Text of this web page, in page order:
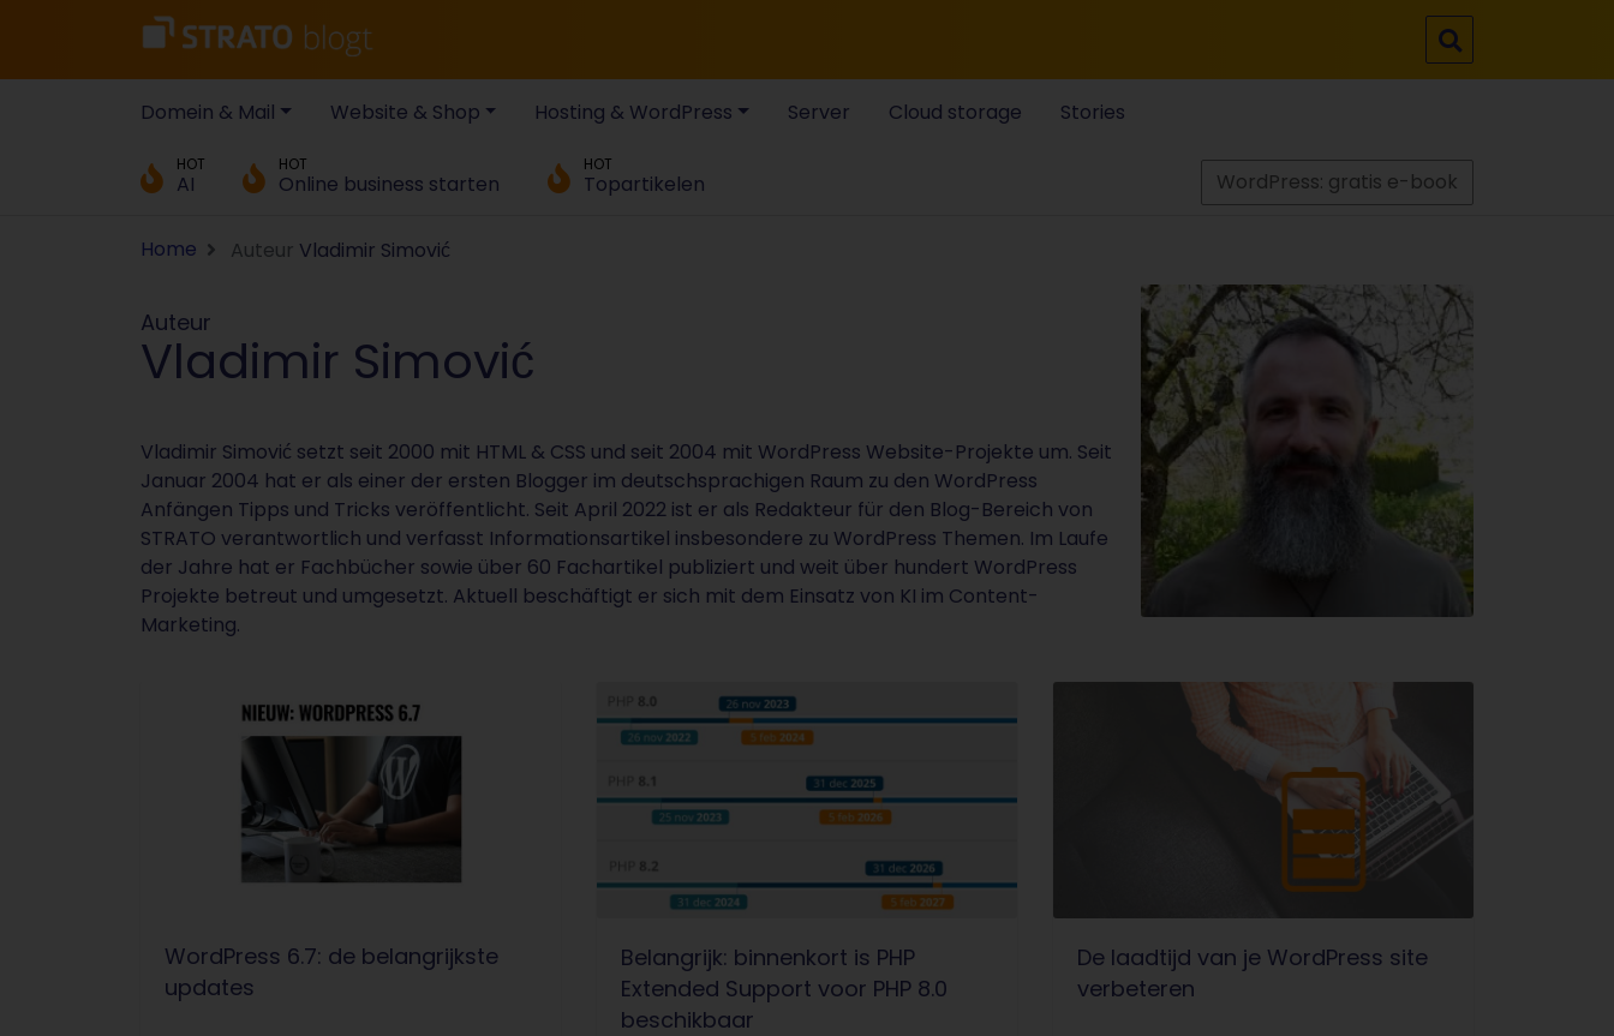
Domein & Mail Website & Shop Hosting & WordPress Server Cloud storage Stories
HOT
AI
HOT
Online business starten
HOT
Topartikelen WordPress: gratis e-book
Home Auteur Vladimir Simović
Auteur
Vladimir Simović
Vladimir Simović setzt seit 2000 mit HTML & CSS und seit 2004 mit WordPress Website-Projekte um. Seit
Januar 2004 hat er als einer der ersten Blogger im deutschsprachigen Raum zu den WordPress
Anfängen Tipps und Tricks veröffentlicht. Seit April 2022 ist er als Redakteur für den Blog-Bereich von
STRATO verantwortlich und verfasst Informationsartikel insbesondere zu WordPress Themen. Im Laufe
der Jahre hat er Fachbücher sowie über 60 Fachartikel publiziert und weit über hundert WordPress
Projekte betreut und umgesetzt. Aktuell beschäftigt er sich mit dem Einsatz von KI im Content-
Marketing.
WordPress 6.7: de belangrijkste
updates
Belangrijk: binnenkort is PHP
Extended Support voor PHP 8.0
beschikbaar
De laadtijd van je WordPress site
verbeteren